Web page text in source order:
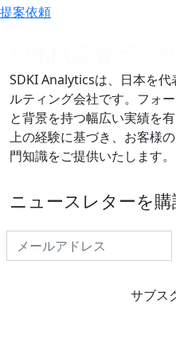
提案依頼
SDKI Analyticsは、日本を
ルティング会社です。フォ
と背景を持つ幅広い実績を
上の経験に基づき、お客様
門知識をご提供いたします。
ニュースレターを購
サブス